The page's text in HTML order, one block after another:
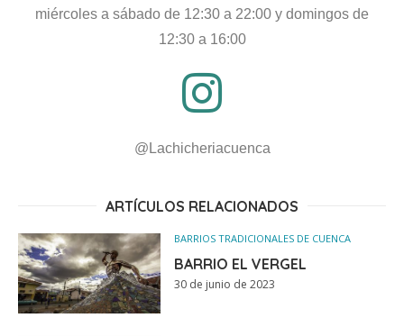
miércoles a sábado de 12:30 a 22:00 y domingos de
12:30 a 16:00
@Lachicheriacuenca
ARTÍCULOS RELACIONADOS
BARRIOS TRADICIONALES DE CUENCA
BARRIO EL VERGEL
30 de junio de 2023